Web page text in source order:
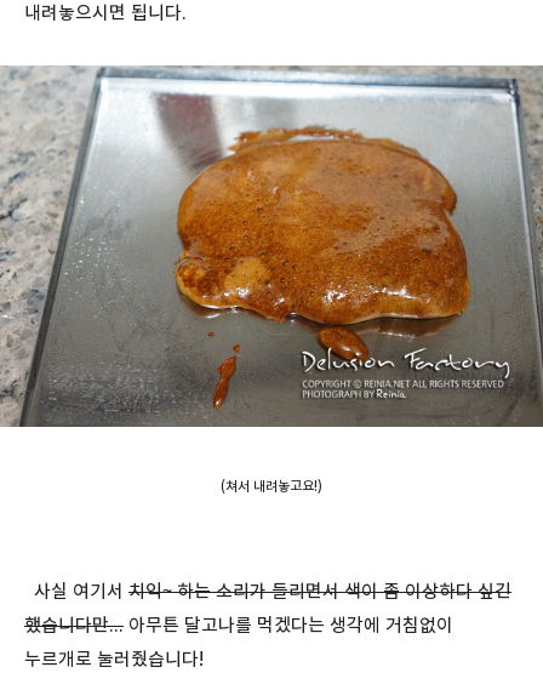
내려놓으시면 됩니다.
(쳐서 내려놓고요!)
사실 여기서 치익~ 하는 소리가 들리면서 색이 좀 이상하다 싶긴
했습니다만... 아무튼 달고나를 먹겠다는 생각에 거침없이
누르개로 눌러줬습니다!